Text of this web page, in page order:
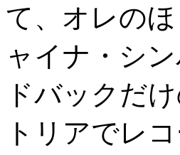
て、オレの
ャイナ・シ
ドバックだ
トリアでレ